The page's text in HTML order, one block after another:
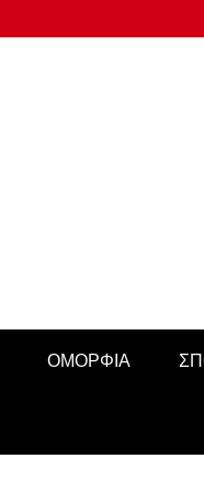
ΟΜΟΡΦΙΑ